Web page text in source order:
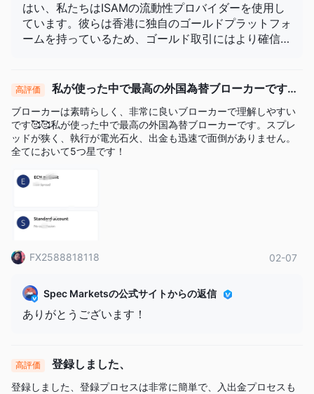
はい、私たちはISAMの流動性プロバイダーを使用し
ています。彼らは香港に独自のゴールドプラットフォ
ームを持っているため、ゴールド取引にはより確信が
高評価
私が使った中で最高の外国為替ブローカーです。
スプレッドが狭く、執行が電光石火、出金も迅速で面倒が
ありません。全てにおいて5つ星です！
ブローカーは素晴らしく、非常に良いブローカーで理解しやすい
です🥰🥰私が使った中で最高の外国為替ブローカーです。スプレ
ッドが狭く、執行が電光石火、出金も迅速で面倒がありません。
全てにおいて5つ星です！
FX2588818118 02-07
Spec Marketsの公式サイトからの返信
ありがとうございます！
高評価 登録しました、
登録しました、登録プロセスは非常に簡単で、入出金プロセスも